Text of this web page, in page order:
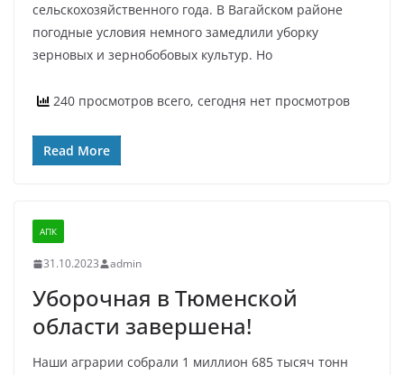
сельскохозяйственного года. В Вагайском районе
погодные условия немного замедлили уборку
зерновых и зернобобовых культур. Но
240 просмотров всего, сегодня нет просмотров
Read More
АПК
31.10.2023 admin
Уборочная в Тюменской
области завершена!
Наши аграрии собрали 1 миллион 685 тысяч тонн